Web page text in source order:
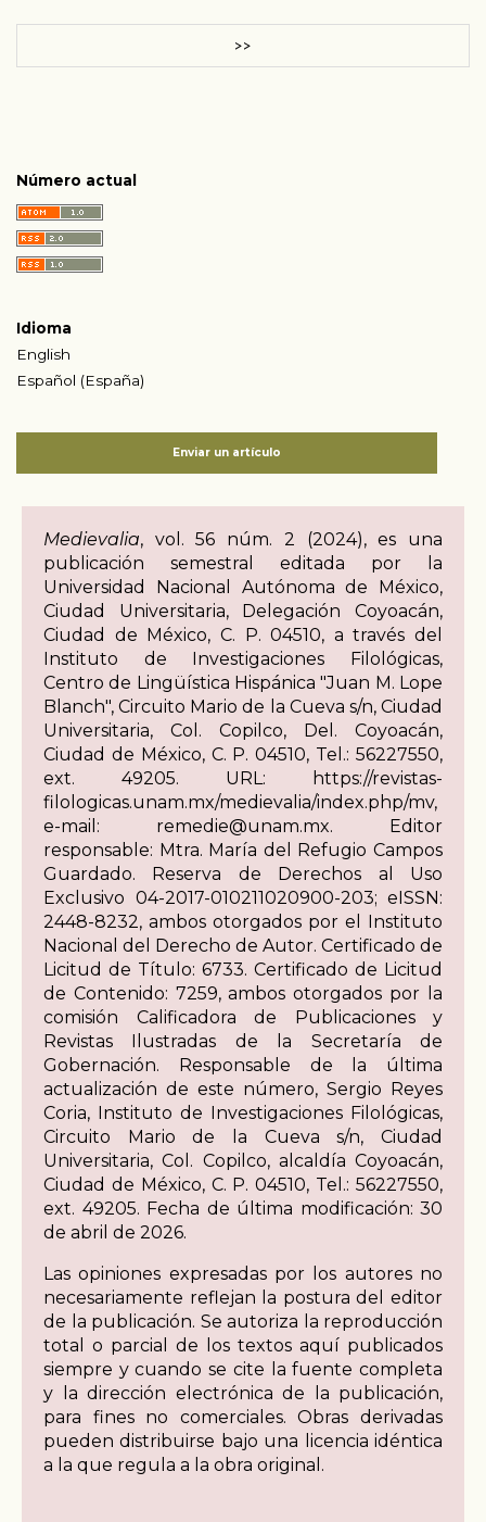
>>
Número actual
Idioma
English
Español (España)
Enviar un artículo
Medievalia, vol. 56 núm. 2 (2024), es una
publicación semestral editada por la
Universidad Nacional Autónoma de México,
Ciudad Universitaria, Delegación Coyoacán,
Ciudad de México, C. P. 04510, a través del
Instituto de Investigaciones Filológicas,
Centro de Lingüística Hispánica "Juan M. Lope
Blanch", Circuito Mario de la Cueva s/n, Ciudad
Universitaria, Col. Copilco, Del. Coyoacán,
Ciudad de México, C. P. 04510, Tel.: 56227550,
ext. 49205. URL: https://revistas-
filologicas.unam.mx/medievalia/index.php/mv,
e-mail: remedie@unam.mx. Editor
responsable: Mtra. María del Refugio Campos
Guardado. Reserva de Derechos al Uso
Exclusivo 04-2017-010211020900-203; eISSN:
2448-8232, ambos otorgados por el Instituto
Nacional del Derecho de Autor. Certificado de
Licitud de Título: 6733. Certificado de Licitud
de Contenido: 7259, ambos otorgados por la
comisión Calificadora de Publicaciones y
Revistas Ilustradas de la Secretaría de
Gobernación. Responsable de la última
actualización de este número, Sergio Reyes
Coria, Instituto de Investigaciones Filológicas,
Circuito Mario de la Cueva s/n, Ciudad
Universitaria, Col. Copilco, alcaldía Coyoacán,
Ciudad de México, C. P. 04510, Tel.: 56227550,
ext. 49205. Fecha de última modificación: 30
de abril de 2026.
Las opiniones expresadas por los autores no
necesariamente reflejan la postura del editor
de la publicación. Se autoriza la reproducción
total o parcial de los textos aquí publicados
siempre y cuando se cite la fuente completa
y la dirección electrónica de la publicación,
para fines no comerciales. Obras derivadas
pueden distribuirse bajo una licencia idéntica
a la que regula a la obra original.